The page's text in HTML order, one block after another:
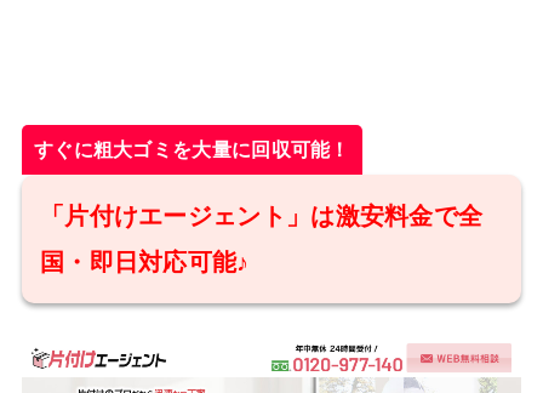
すぐに粗大ゴミを大量に回収可能！
「片付けエージェント」は激安料金で全
国・即日対応可能♪